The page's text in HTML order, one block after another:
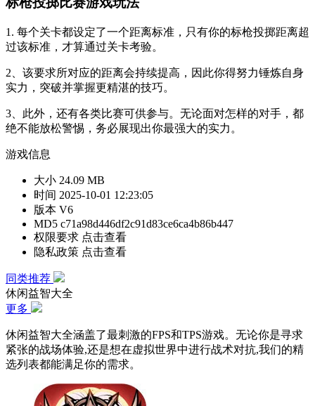
1. 每个关卡都设定了一个距离标准，只有你的标枪投掷距离超
过该标准，才算通过关卡考验。
2、该要求所对应的距离会持续提高，因此你得努力锤炼自身
实力，突破并掌握更精湛的技巧。
3、此外，还有各类比赛可供参与。无论面对怎样的对手，都
绝不能放松警惕，务必展现出你最强大的实力。
游戏信息
大小 24.09 MB
时间 2025-10-01 12:23:05
版本 V6
MD5 c71a98d446df2c91d83ce6ca4b86b447
权限要求 点击查看
隐私政策 点击查看
同类推荐
休闲益智大全
更多
休闲益智大全涵盖了最刺激的FPS和TPS游戏。无论你是寻求
紧张的战场体验,还是想在虚拟世界中进行战术对抗,我们的精
选列表都能满足你的需求。